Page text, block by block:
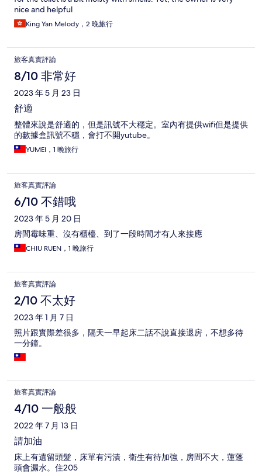
nice and helpful
King Yan Melody，2 晚旅行
旅客真實評論
8/10 非常好
2023 年 5 月 23 日
舒適
整體來說是舒適的，但是訊號不大穩定。室內有提供wifi但是提供
的數據盒訊號不穩，會打不開yutube。
YUMEI，1 晚旅行
旅客真實評論
6/10 不錯哦
2023 年 5 月 20 日
房間霉味重、沒有櫃檯、到了一段時間才有人來接應
CHIU RUEN，1 晚旅行
旅客真實評論
2/10 不太好
2023 年 1 月 7 日
照片跟實際差很多，隔天一早起床二話不說直接退房，不想多待
一分鐘。
旅客真實評論
4/10 一般般
2022 年 7 月 13 日
請加油
床上有遺留頭髮，床單有污漬，衛生有待加強，房間不大，蓮蓬
頭會漏水。住205